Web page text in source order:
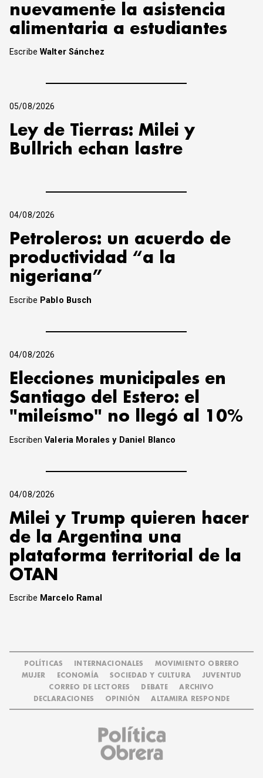
nuevamente la asistencia
alimentaria a estudiantes
EscribeWalter Sánchez
05/08/2026
Ley de Tierras: Milei y
Bullrich echan lastre
04/08/2026
Petroleros: un acuerdo de
productividad “a la
nigeriana”
Escribe Pablo Busch
04/08/2026
Elecciones municipales en
Santiago del Estero: el
"mileísmo" no llegó al 10%
EscribenValeria Morales y Daniel Blanco
04/08/2026
Milei y Trump quieren hacer
de la Argentina una
plataforma territorial de la
OTAN
Escribe Marcelo Ramal
POLÍTICAS INTERNACIONALES
MOVIMIENTO OBRERO
MUJER
ECONOMÍA SOCIEDAD Y CULTURA
JUVENTUD
CORREO DE LECTORES
DEBATE
ARCHIVO
DECLARACIONES
OPINIÓN ALTAMIRA RESPONDE